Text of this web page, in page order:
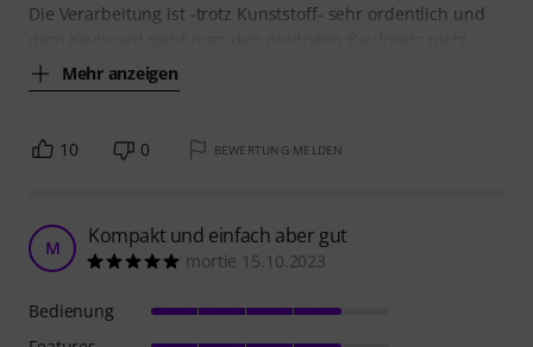
Die Verarbeitung ist -trotz Kunststoff- sehr ordentlich und
Mehr anzeigen
10 0 BEWERTUNG MELDEN
M Kompakt und einfach aber gut
mortie 15.10.2023
Bedienung